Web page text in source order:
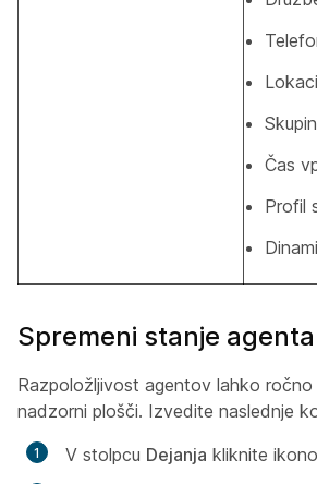
Čas
Profil
Spremeni stanje agenta
Razpoložljivost agentov lahko ročno
nadzorni plošči. Izvedite naslednje
V stolpcu Dejanja kliknite